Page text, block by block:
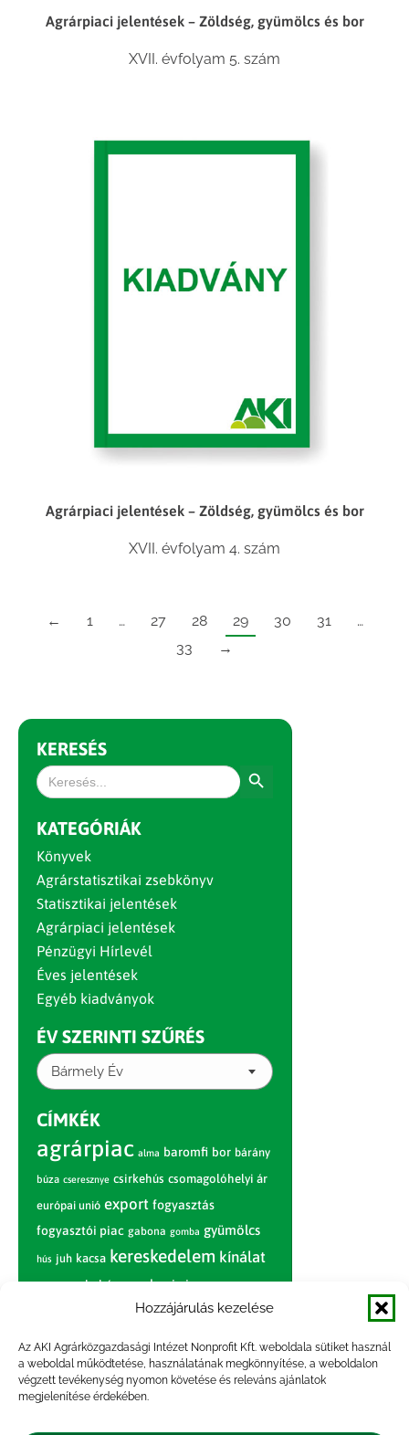
Hozzájárulás kezelése
Az AKI Agrárközgazdasági Intézet Nonprofit Kft. weboldala sütiket használ
a weboldal működtetése, használatának megkönnyítése, a weboldalon
végzett tevékenység nyomon követése és releváns ajánlatok
megjelenítése érdekében.
Agrárpiaci jelentések – Zöldség, gyümölcs és bor
XVII. évfolyam 5. szám
Agrárpiaci jelentések – Zöldség, gyümölcs és bor
XVII. évfolyam 4. szám
← 1 … 27 28 29 30 31
…
33
→
KERESÉS
Search
for:
KATEGÓRIÁK
Könyvek
Agrárstatisztikai zsebkönyv
Statisztikai jelentések
Agrárpiaci jelentések
Pénzügyi Hírlevél
Éves jelentések
Egyéb kiadványok
ÉV SZERINTI SZŰRÉS
Bármely Év
CÍMKÉK
agrárpiac alma baromfi bor bárány
búza cseresznye csirkehús csomagolóhelyi ár
európai unió export fogyasztás
fogyasztói piac gabona gomba gyümölcs
hús juh kacsa kereskedelem kínálat
körte marhahús nagybani piac narancs
nemzetközi árinformációk
paradicsom piac piaci jelentés
pulyka pulykahús sertés sertéshús
szarvasmarha termelés
termelői